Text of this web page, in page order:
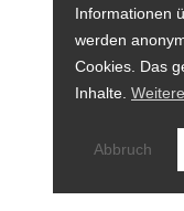
Informationen
werden
Cookies. Das
Inhalte.
Abbruch